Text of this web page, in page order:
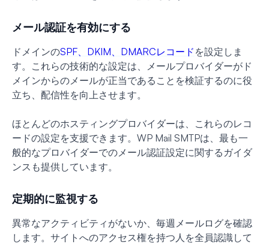
メール認証を有効にする
ドメインのSPF、DKIM、DMARCレコード を設定しま
す。これらの技術的な設定は、メールプロバイダーがド
メインからのメールが正当であることを検証するのに役
立ち、配信性を向上させます。
ほとんどのホスティングプロバイダーは、これらのレコ
ードの設定を支援できます。WP Mail SMTPは、最も一
般的なプロバイダーでのメール認証設定に関するガイダ
ンスも提供しています。
定期的に監視する
異常なアクティビティがないか、毎週メールログを確認
します。サイトへのアクセス権を持つ人を全員認識して